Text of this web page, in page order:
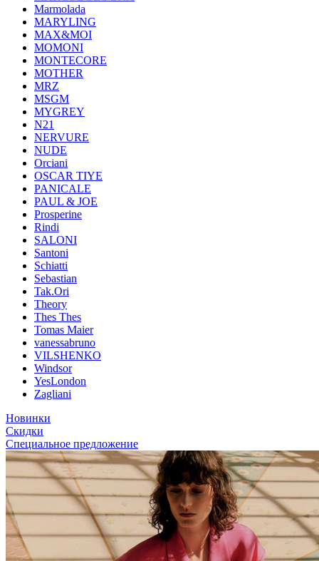
Marmolada
MARYLING
MAX&MOI
MOMONI
MONTECORE
MOTHER
MRZ
MSGM
MYGREY
N21
NERVURE
NUDE
Orciani
OSCAR TIYE
PANICALE
PAUL & JOE
Prosperine
Rindi
SALONI
Santoni
Schiatti
Sebastian
Tak.Ori
Theory
Thes Thes
Tomas Maier
vanessabruno
VILSHENKO
Windsor
YesLondon
Zagliani
Новинки
Скидки
Специальное предложение